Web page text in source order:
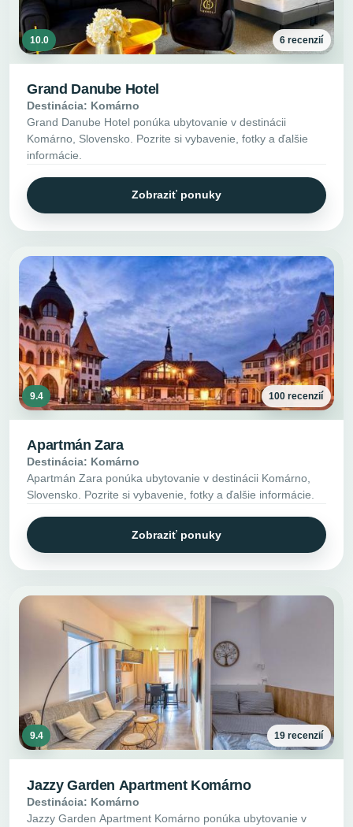
10.0 6 recenzií
Grand Danube Hotel
Destinácia: Komárno
Grand Danube Hotel ponúka ubytovanie v destinácii
Komárno, Slovensko. Pozrite si vybavenie, fotky a ďalšie
informácie.
Zobraziť ponuky
9.4 100 recenzií
Apartmán Zara
Destinácia: Komárno
Apartmán Zara ponúka ubytovanie v destinácii Komárno,
Slovensko. Pozrite si vybavenie, fotky a ďalšie informácie.
Zobraziť ponuky
9.4 19 recenzií
Jazzy Garden Apartment Komárno
Destinácia: Komárno
Jazzy Garden Apartment Komárno ponúka ubytovanie v